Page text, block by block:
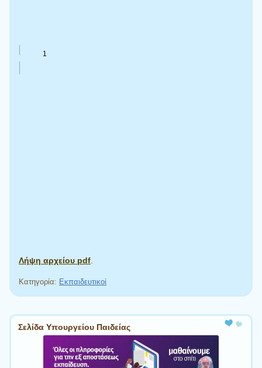
Λήψη αρχείου pdf
Κατηγορία: Εκπαιδευτικοί
Πλοήγηση άρθρων
Σελίδα Υπουργείου Παιδείας